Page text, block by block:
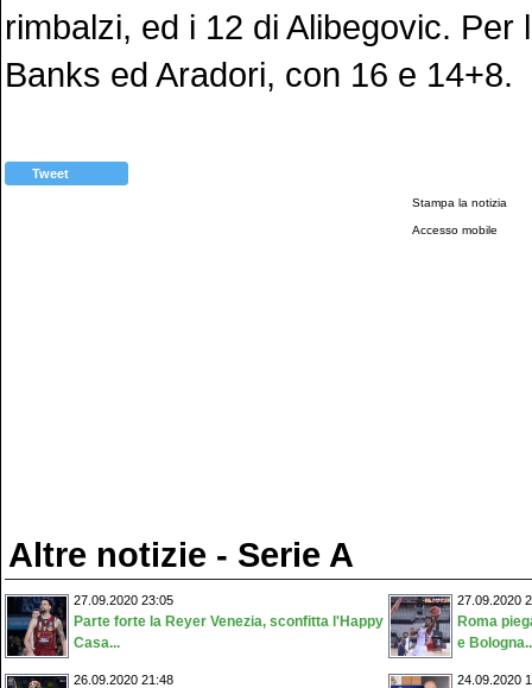
rimbalzi, ed i 12 di Alibegovic. Per
Banks ed Aradori, con 16 e 14+8.
Tweet
Stampa la notizia
Accesso mobile
Altre notizie - Serie A
27.09.2020 23:05
Parte forte la Reyer Venezia, sconfitta l'Happy
Casa...
27.09.2020
Roma
e
26.09.2020 21:48 24.09.2020